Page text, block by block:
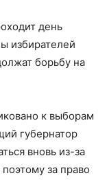
день
избирателей
борьбу на
к выборам
губернатор
вновь из-за
за право